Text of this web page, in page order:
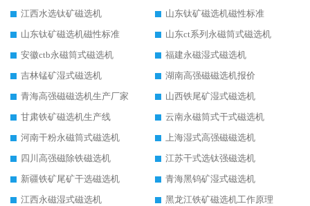
江西水选钛矿磁选机
山东钛矿磁选机磁性标准
山东钛矿磁选机磁性标准
山东ct系列永磁筒式磁选机
安徽ctb永磁筒式磁选机
福建永磁湿式磁选机
吉林锰矿湿式磁选机
湖南高强磁磁选机报价
青海高强磁磁选机生产厂家
山西铁尾矿湿式磁选机
甘肃铁矿磁选机生产线
云南永磁筒式干式磁选机
河南干粉永磁筒式磁选机
上海湿式高强磁磁选机
四川高强磁除铁磁选机
江苏干式选钛强磁选机
新疆铁矿尾矿干选磁选机
青海黑钨矿湿式磁选机
江西永磁湿式磁选机
黑龙江铁矿磁选机工作原理